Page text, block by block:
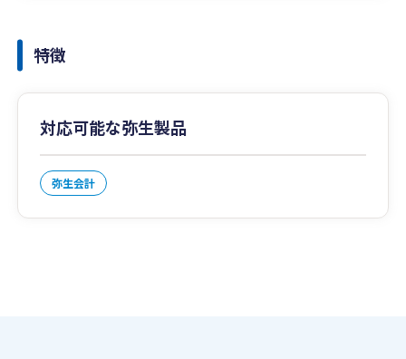
特徴
対応可能な弥生製品
弥生会計